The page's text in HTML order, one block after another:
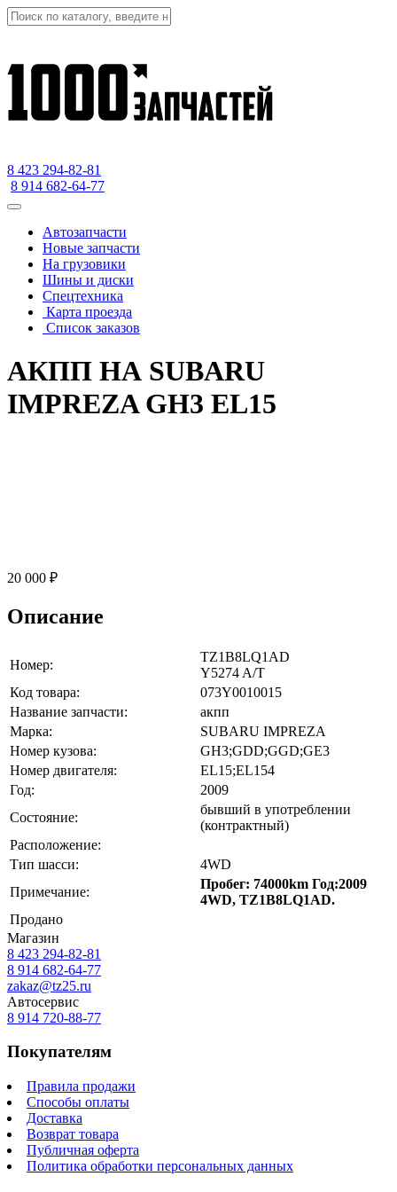
8 423 294-82-81
8 914 682-64-77
Автозапчасти
Новые запчасти
На грузовики
Шины и диски
Спецтехника
Карта проезда
Список заказов
АКПП НА SUBARU
IMPREZA GH3 EL15
20 000 ₽
Описание
Номер:
TZ1B8LQ1AD
Y5274 A/T
Код товара:
073Y0010015
Название запчасти:
акпп
Марка:
SUBARU IMPREZA
Номер кузова:
GH3;GDD;GGD;GE3
Номер двигателя:
EL15;EL154
Год:
2009
Состояние:
бывший в употреблении
(контрактный)
Расположение:
Тип шасси:
4WD
Примечание:
Пробег: 74000km Год:2009
4WD, TZ1B8LQ1AD.
Продано
Магазин
8 423 294-82-81
8 914 682-64-77
zakaz@tz25.ru
Автосервис
8 914 720-88-77
Покупателям
Правила продажи
Способы оплаты
Доставка
Возврат товара
Публичная оферта
Политика обработки персональных данных